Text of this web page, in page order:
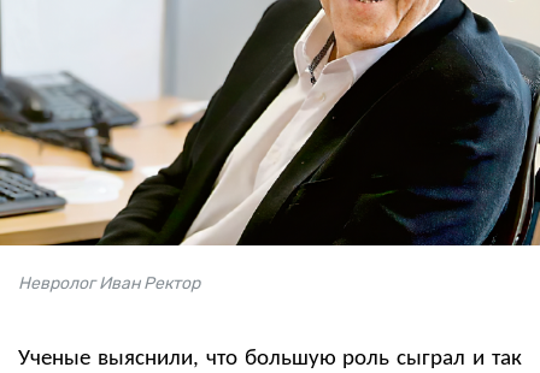
Невролог Иван Ректор
Ученые выяснили, что большую роль сыграл и так